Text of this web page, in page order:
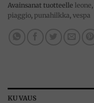
Avainsanat tuotteelle leone,
piaggio, punahilkka, vespa
KUVAUS